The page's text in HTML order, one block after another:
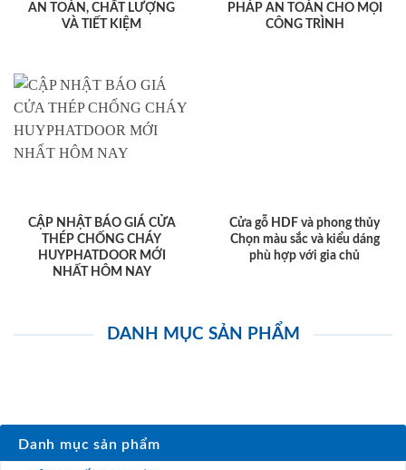
AN TOÀN, CHẤT LƯỢNG
VÀ TIẾT KIỆM
PHÁP AN TOÀN CHO MỌI
CÔNG TRÌNH
CẬP NHẬT BÁO GIÁ CỬA
THÉP CHỐNG CHÁY
HUYPHATDOOR MỚI
NHẤT HÔM NAY
Cửa gỗ HDF và phong thủy
Chọn màu sắc và kiểu dáng
phù hợp với gia chủ
DANH MỤC SẢN PHẨM
Danh mục sản phẩm